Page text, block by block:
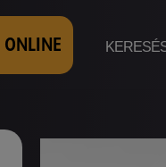
ONLINE